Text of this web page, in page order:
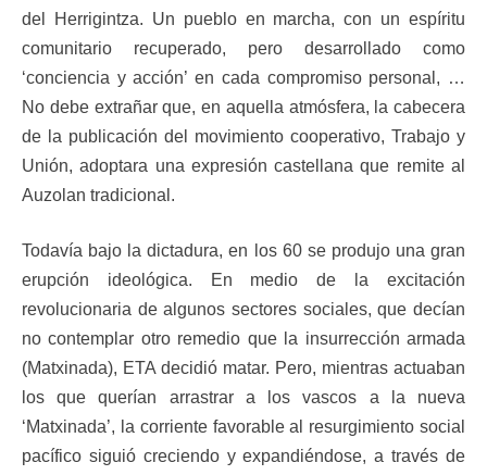
del Herrigintza. Un pueblo en marcha, con un espíritu
comunitario recuperado, pero desarrollado como
‘conciencia y acción’ en cada compromiso personal, …
No debe extrañar que, en aquella atmósfera, la cabecera
de la publicación del movimiento cooperativo, Trabajo y
Unión, adoptara una expresión castellana que remite al
Auzolan tradicional.
Todavía bajo la dictadura, en los 60 se produjo una gran
erupción ideológica. En medio de la excitación
revolucionaria de algunos sectores sociales, que decían
no contemplar otro remedio que la insurrección armada
(Matxinada), ETA decidió matar. Pero, mientras actuaban
los que querían arrastrar a los vascos a la nueva
‘Matxinada’, la corriente favorable al resurgimiento social
pacífico siguió creciendo y expandiéndose, a través de